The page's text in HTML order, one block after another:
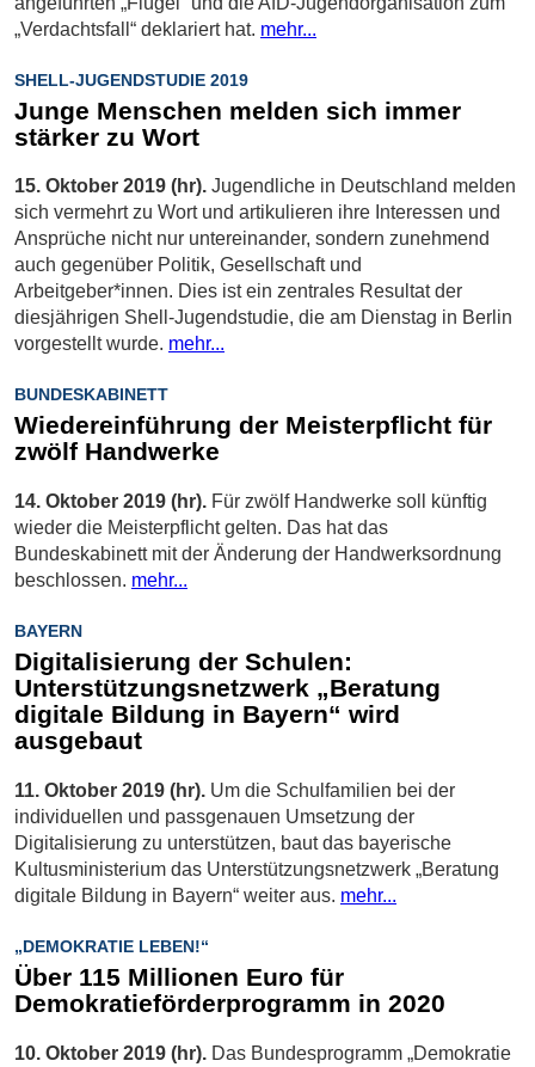
„Verdachtsfall“ deklariert hat. mehr...
SHELL-JUGENDSTUDIE 2019
Junge Menschen melden sich immer
stärker zu Wort
15. Oktober 2019 (hr). Jugendliche in Deutschland melden
sich vermehrt zu Wort und artikulieren ihre Interessen und
Ansprüche nicht nur untereinander, sondern zunehmend
auch gegenüber Politik, Gesellschaft und
Arbeitgeber*innen. Dies ist ein zentrales Resultat der
diesjährigen Shell-Jugendstudie, die am Dienstag in Berlin
vorgestellt wurde. mehr...
BUNDESKABINETT
Wiedereinführung der Meisterpflicht für
zwölf Handwerke
14. Oktober 2019 (hr). Für zwölf Handwerke soll künftig
wieder die Meisterpflicht gelten. Das hat das
Bundeskabinett mit der Änderung der Handwerksordnung
beschlossen. mehr...
BAYERN
Digitalisierung der Schulen:
Unterstützungsnetzwerk „Beratung
digitale Bildung in Bayern“ wird
ausgebaut
11. Oktober 2019 (hr). Um die Schulfamilien bei der
individuellen und passgenauen Umsetzung der
Digitalisierung zu unterstützen, baut das bayerische
Kultusministerium das Unterstützungsnetzwerk „Beratung
digitale Bildung in Bayern“ weiter aus. mehr...
„DEMOKRATIE LEBEN!“
Über 115 Millionen Euro für
Demokratieförderprogramm in 2020
10. Oktober 2019 (hr). Das Bundesprogramm „Demokratie